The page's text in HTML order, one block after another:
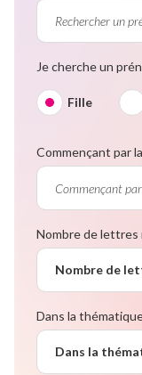
Je cherche un
Fille
Commençant par
Nombre de lettres
Nombre de
Dans la
Dans la